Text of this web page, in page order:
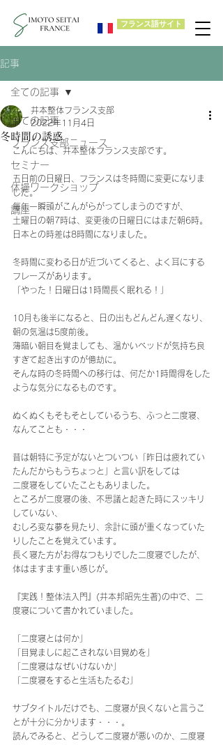
フランス語サイト
記事
全ての記事
フランス支部ニュース
セミナー
体操ワークショップ
講座
全ての記事
冬時間の誘惑
井本整体フランス支部
2022年11月4日
こんにちは、井本整体フランス支部です。
五日前の日曜日、フランスは冬時間に変更になりま
した。
毎年一瞬頭がこんがらがってしまうのですが、
土曜日の朝7時は、変更後の日曜日にはまだ朝6時。
日本との時差は8時間になりました。
冬時間に変わる日が近づいてくると、よく耳にする
フレーズがあります。
「やった！日曜日は1時間長く眠れる！」
10月も後半になると、日の出もどんどん遅くなり、
朝の気温は5度前後。
薄暗い朝目を覚ましても、温かいベッドが気持ち良
すぎて起き出すのが億劫に。
そんな時の冬時間への移行は、何だか1時間得をした
ような気分になるものです。
ぬくぬくもそもそとしているうち、ふっと二度寝、
なんてことも・・・
昔は朝特に予定がないとついつい「昨日は疲れてい
たんだからもうちょっと」と言い訳をしては
二度寝をしていたこともありました。
ところが二度寝の後、不思議と起きた時にスッキリ
していない、
むしろ変な夢を見たり、余計に頭が重くなっていた
りしたことを覚えています。
長く寝た方がお得なつもりでした二度寝でしたが、
体はますます重い感じが。
『実践！整体法入門』(井本邦昭先生著)の中で、二
度寝について書かれていました。
「二度寝とは何か」
「目覚ましに起こされない目覚めを」
「二度寝はなぜいけないか」
「二度寝をすると生活もたるむ」
サブタイトルだけでも、二度寝が良くないと言うこ
とが十分に分かります・・・。
読んでみると、どうして二度寝が悪いのか、二度寝